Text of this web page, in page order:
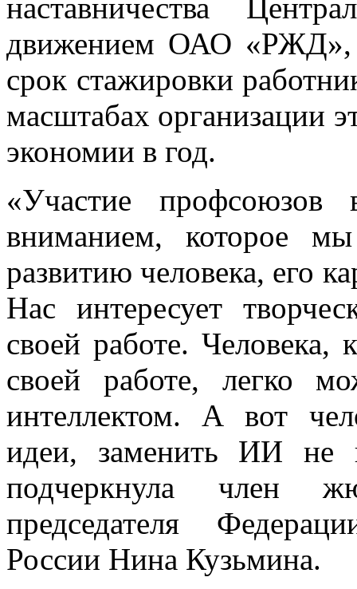
наставничества
движением ОАО «РЖД»,
срок стажировки
масштабах организации
экономии в год.
«Участие профсоюзов
вниманием, которое
развитию человека, его
Нас интересует
своей работе.
своей работе, легко
интеллектом. А вот
идеи, заменить ИИ
подчеркнула член
председателя
России Нина Кузьмина.